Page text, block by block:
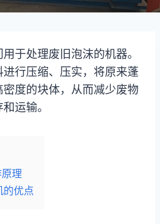
于处理废旧泡沫的机器。
行压缩、压实，将原来蓬
度的块体，从而减少废物
运输。
理
的优点